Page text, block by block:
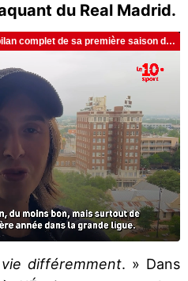
du Real Madrid.
différemment. » Dans